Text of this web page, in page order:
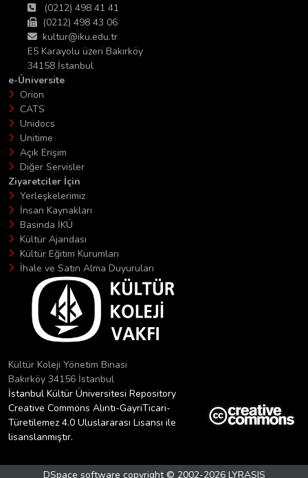
(0212) 498 41 41
(0212) 498 43 06
kultur@iku.edu.tr
E5 Karayolu üzeri Bakırköy
34158 İstanbul
e-Üniversite
Orion
CATS
Unidocs
Unitime
Açık Erişim
Diğer Servisler
Ziyaretciler İçin
Yerleşkelerimiz
İnsan Kaynakları
Basında İKÜ
Kültür Ajandası
Kültür Eğitim Kurumları
İhale ve Satın Alma Duyuruları
Kültür Koleji Yönetim Binası
Bakırköy 34156 İstanbul
İstanbul Kültür Üniversitesi Repository
Creative Commons Alıntı-GayriTicari-
Türetilemez 4.0 Uluslararası Lisansı ile
lisanslanmıştır.
DSpace software copyright © 2002-2026 LYRASIS